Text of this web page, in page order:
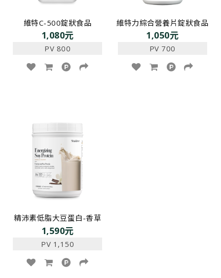
維特C-500錠狀食品
1,080元
PV 800
維特力綜合營養片錠狀食品
1,050元
PV 700
精沛素低脂大豆蛋白-香草
1,590元
PV 1,150